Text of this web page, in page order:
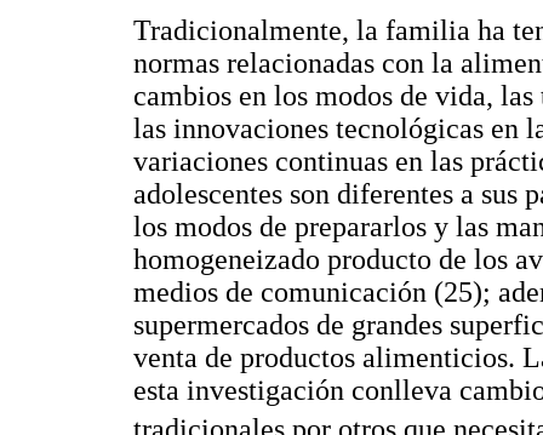
Tradicionalmente, la familia ha
normas relacionadas con la
cambios en los modos de vida,
las innovaciones tecnológicas en
variaciones continuas en las
adolescentes son diferentes a sus
los modos de prepararlos y las
homogeneizado producto de los
medios de comunicación (25);
supermercados de grandes
venta de productos alimenticios.
esta investigación conlleva